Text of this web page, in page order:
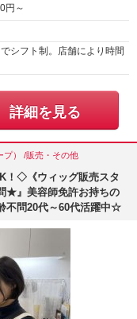
円～
シフト制。店舗により時間
詳細を見る
プ） /販売・その他
！◇《ウィッグ販売スタ
★』美容師免許お持ちの
不問20代～60代活躍中☆